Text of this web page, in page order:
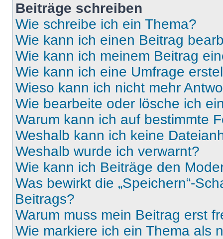
Beiträge schreiben
Wie schreibe ich ein Thema?
Wie kann ich einen Beitrag
Wie kann ich meinem Beitrag
Wie kann ich eine Umfrage
Wieso kann ich nicht mehr
Wie bearbeite oder lösche ich
Warum kann ich auf bestimmte
Weshalb kann ich keine
Weshalb wurde ich verwarnt?
Wie kann ich Beiträge den
Was bewirkt die „Speichern“-
Beitrags?
Warum muss mein Beitrag erst
Wie markiere ich ein Thema als